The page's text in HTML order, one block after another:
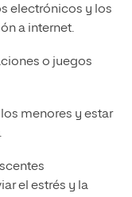
electrónicos y los
a internet.
o juegos
menores y estar
el estrés y la